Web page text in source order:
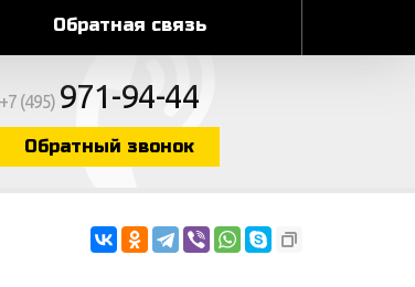
Обратная связь
+7 (495) 971-94-44
Обратный звонок